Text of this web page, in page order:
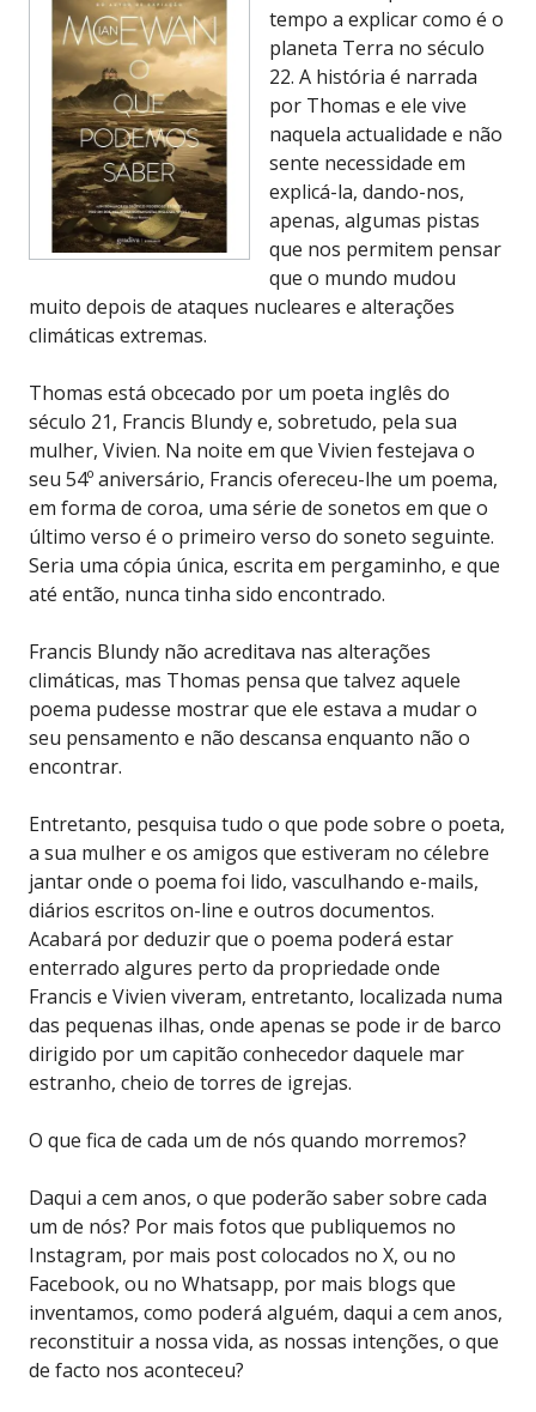
tempo a explicar como é o
planeta Terra no século
22. A história é narrada
por Thomas e ele vive
naquela actualidade e não
sente necessidade em
explicá-la, dando-nos,
apenas, algumas pistas
que nos permitem pensar
que o mundo mudou
muito depois de ataques nucleares e alterações
climáticas extremas.
Thomas está obcecado por um poeta inglês do
século 21, Francis Blundy e, sobretudo, pela sua
mulher, Vivien. Na noite em que Vivien festejava o
seu 54º aniversário, Francis ofereceu-lhe um poema,
em forma de coroa, uma série de sonetos em que o
último verso é o primeiro verso do soneto seguinte.
Seria uma cópia única, escrita em pergaminho, e que
até então, nunca tinha sido encontrado.
Francis Blundy não acreditava nas alterações
climáticas, mas Thomas pensa que talvez aquele
poema pudesse mostrar que ele estava a mudar o
seu pensamento e não descansa enquanto não o
encontrar.
Entretanto, pesquisa tudo o que pode sobre o poeta,
a sua mulher e os amigos que estiveram no célebre
jantar onde o poema foi lido, vasculhando e-mails,
diários escritos on-line e outros documentos.
Acabará por deduzir que o poema poderá estar
enterrado algures perto da propriedade onde
Francis e Vivien viveram, entretanto, localizada numa
das pequenas ilhas, onde apenas se pode ir de barco
dirigido por um capitão conhecedor daquele mar
estranho, cheio de torres de igrejas.
O que fica de cada um de nós quando morremos?
Daqui a cem anos, o que poderão saber sobre cada
um de nós? Por mais fotos que publiquemos no
Instagram, por mais post colocados no X, ou no
Facebook, ou no Whatsapp, por mais blogs que
inventamos, como poderá alguém, daqui a cem anos,
reconstituir a nossa vida, as nossas intenções, o que
de facto nos aconteceu?